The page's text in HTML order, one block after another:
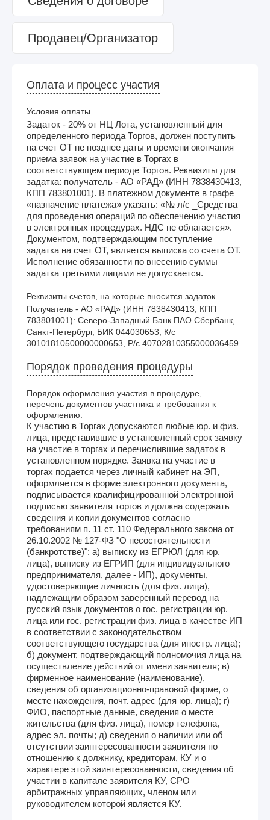
Продавец/Организатор
Оплата и процесс участия
Условия оплаты
Задаток - 20% от НЦ Лота, установленный для
определенного периода Торгов, должен поступить
на счет ОТ не позднее даты и времени окончания
приема заявок на участие в Торгах в
соответствующем периоде Торгов. Реквизиты для
задатка: получатель - АО «РАД» (ИНН 7838430413,
КПП 783801001). В платежном документе в графе
«назначение платежа» указать: «№ л/с _Средства
для проведения операций по обеспечению участия
в электронных процедурах. НДС не облагается».
Документом, подтверждающим поступление
задатка на счет ОТ, является выписка со счета ОТ.
Исполнение обязанности по внесению суммы
задатка третьими лицами не допускается.
Реквизиты счетов, на которые вносится задаток
Получатель - АО «РАД» (ИНН 7838430413, КПП
783801001): Северо-Западный Банк ПАО Сбербанк,
Санкт-Петербург, БИК 044030653, К/с
30101810500000000653, Р/с 40702810355000036459
Порядок проведения процедуры
Порядок оформления участия в процедуре,
перечень документов участника и требования к
оформлению:
К участию в Торгах допускаются любые юр. и физ.
лица, представившие в установленный срок заявку
на участие в торгах и перечислившие задаток в
установленном порядке. Заявка на участие в
торгах подается через личный кабинет на ЭП,
оформляется в форме электронного документа,
подписывается квалифицированной электронной
подписью заявителя торгов и должна содержать
сведения и копии документов согласно
требованиям п. 11 ст. 110 Федерального закона от
26.10.2002 № 127-ФЗ "О несостоятельности
(банкротстве)": а) выписку из ЕГРЮЛ (для юр.
лица), выписку из ЕГРИП (для индивидуального
предпринимателя, далее - ИП), документы,
удостоверяющие личность (для физ. лица),
надлежащим образом заверенный перевод на
русский язык документов о гос. регистрации юр.
лица или гос. регистрации физ. лица в качестве ИП
в соответствии с законодательством
соответствующего государства (для иностр. лица);
б) документ, подтверждающий полномочия лица на
осуществление действий от имени заявителя; в)
фирменное наименование (наименование),
сведения об организационно-правовой форме, о
месте нахождения, почт. адрес (для юр. лица); г)
ФИО, паспортные данные, сведения о месте
жительства (для физ. лица), номер телефона,
адрес эл. почты; д) сведения о наличии или об
отсутствии заинтересованности заявителя по
отношению к должнику, кредиторам, КУ и о
характере этой заинтересованности, сведения об
участии в капитале заявителя КУ, СРО
арбитражных управляющих, членом или
руководителем которой является КУ.